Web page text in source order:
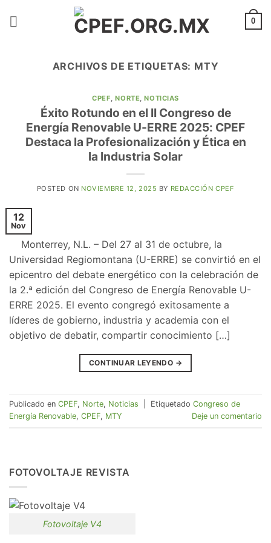
0
ARCHIVOS DE ETIQUETAS: MTY
CPEF,NORTE,NOTICIAS
Éxito Rotundo en el II Congreso de
Energía Renovable U-ERRE 2025: CPEF
Destaca la Profesionalización y Ética en
la Industria Solar
POSTED ON NOVIEMBRE 12, 2025 BY REDACCIÓN CPEF
12
Nov
Monterrey, N.L. – Del 27 al 31 de octubre, la
Universidad Regiomontana (U-ERRE) se convirtió en el
epicentro del debate energético con la celebración de
la 2.ª edición del Congreso de Energía Renovable U-
ERRE 2025. El evento congregó exitosamente a
líderes de gobierno, industria y academia con el
objetivo de debatir, compartir conocimiento […]
CONTINUAR LEYENDO →
Publicado en CPEF, Norte, Noticias Etiquetado Congreso de
Energía Renovable, CPEF, MTY Deje un comentario
FOTOVOLTAJE REVISTA
Fotovoltaje V4